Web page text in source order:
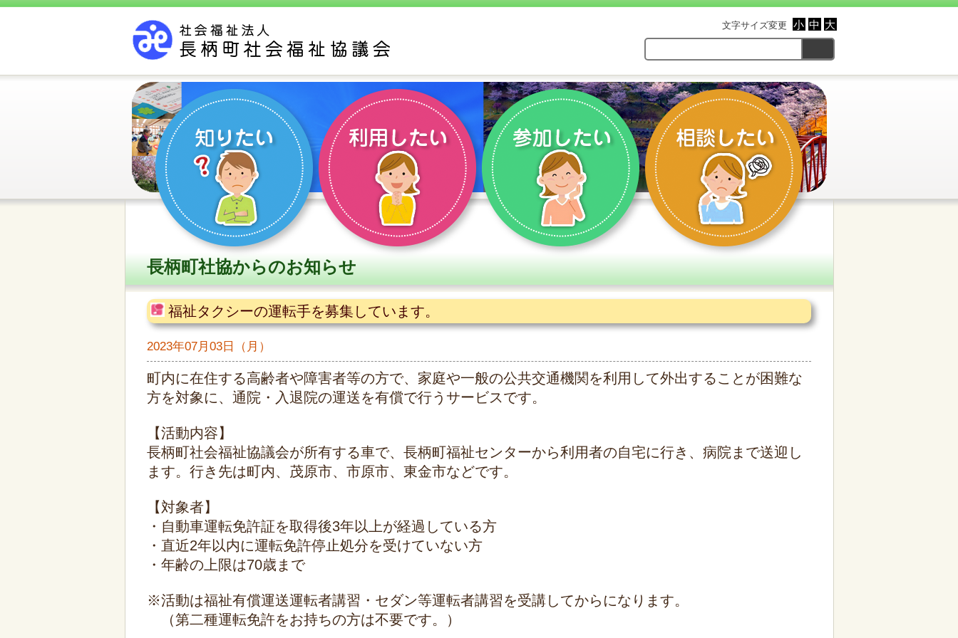
文字サイズ変更 小 中 大
長柄町社協からのお知らせ
福祉タクシーの運転手を募集しています。
2023年07月03日（月）
町内に在住する高齢者や障害者等の方で、家庭や一般の公共交通機関を利用して外出することが困難な
方を対象に、通院・入退院の運送を有償で行うサービスです。
【活動内容】
長柄町社会福祉協議会が所有する車で、長柄町福祉センターから利用者の自宅に行き、病院まで送迎し
ます。行き先は町内、茂原市、市原市、東金市などです。
【対象者】
・自動車運転免許証を取得後3年以上が経過している方
・直近2年以内に運転免許停止処分を受けていない方
・年齢の上限は70歳まで
※活動は福祉有償運送運転者講習・セダン等運転者講習を受講してからになります。
（第二種運転免許をお持ちの方は不要です。）